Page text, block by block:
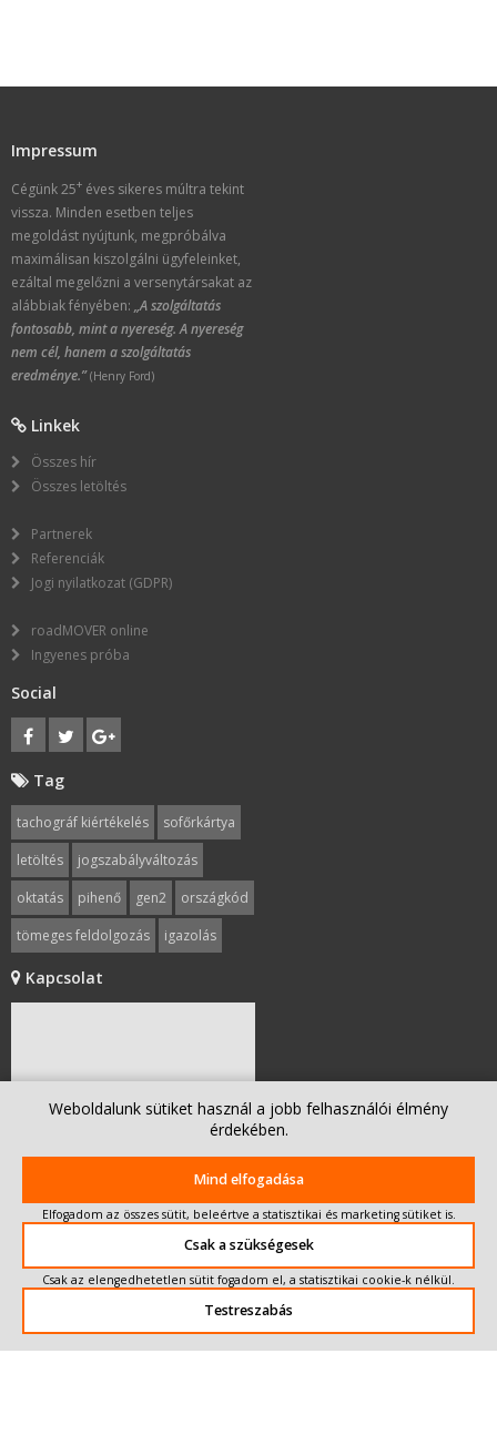
Weboldalunk sütiket használ a jobb felhasználói élmény
érdekében.
Mind elfogadása
Elfogadom az összes sütit, beleértve a statisztikai és marketing sütiket is.
Csak a szükségesek
Csak az elengedhetetlen sütit fogadom el, a statisztikai cookie-k nélkül.
Testreszabás
Impressum
Cégünk 25+ éves sikeres múltra tekint
vissza. Minden esetben teljes
megoldást nyújtunk, megpróbálva
maximálisan kiszolgálni ügyfeleinket,
ezáltal megelőzni a versenytársakat az
alábbiak fényében: „A szolgáltatás
fontosabb, mint a nyereség. A nyereség
nem cél, hanem a szolgáltatás
eredménye.” (Henry Ford)
Linkek
Összes hír
Összes letöltés
Partnerek
Referenciák
Jogi nyilatkozat (GDPR)
roadMOVER online
Ingyenes próba
Social
Tag
tachográf kiértékelés
sofőrkártya
letöltés
jogszabályváltozás
oktatás
pihenő gen2
országkód
tömeges feldolgozás
igazolás
mobilitás1
gépjárművezetők
Kapcsolat
Írjon nekünk!